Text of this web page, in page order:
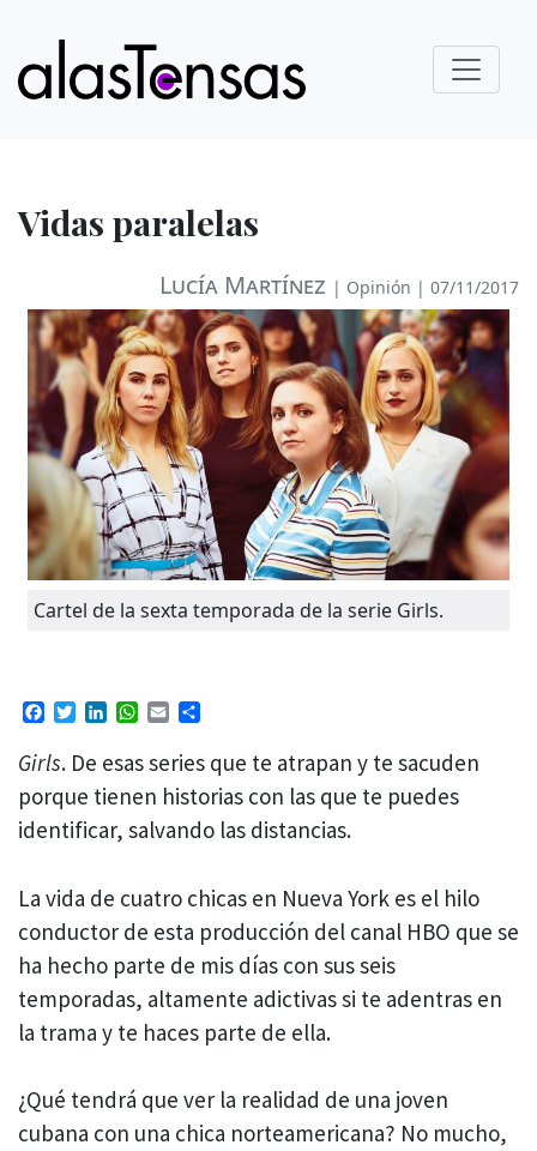
Vidas paralelas
Lucía Martínez | Opinión | 07/11/2017
Cartel de la sexta temporada de la serie Girls.
Facebook
TwitterLinkedIn
WhatsApp
Email
Girls. De esas series que te atrapan y te sacuden
porque tienen historias con las que te puedes
identificar, salvando las distancias.
La vida de cuatro chicas en Nueva York es el hilo
conductor de esta producción del canal HBO que se
ha hecho parte de mis días con sus seis
temporadas, altamente adictivas si te adentras en
la trama y te haces parte de ella.
¿Qué tendrá que ver la realidad de una joven
cubana con una chica norteamericana? No mucho,